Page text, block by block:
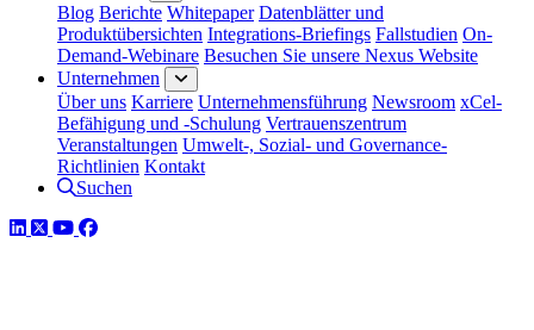
Blog Berichte Whitepaper Datenblätter und
Produktübersichten Integrations-Briefings Fallstudien On-
Demand-Webinare Besuchen Sie unsere Nexus Website
Unternehmen
Über uns Karriere Unternehmensführung Newsroom xCel-
Befähigung und -Schulung Vertrauenszentrum
Veranstaltungen Umwelt-, Sozial- und Governance-
Richtlinien Kontakt
Suchen
LinkedIn
TwitterYouTube
Facebook